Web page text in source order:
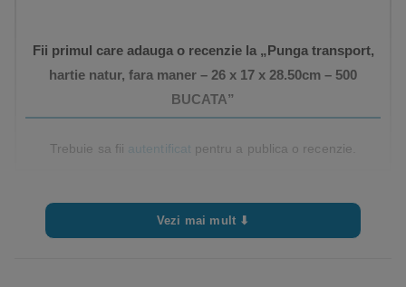
Fii primul care adauga o recenzie la „Punga transport,
hartie natur, fara maner – 26 x 17 x 28.50cm – 500
BUCATA”
Trebuie sa fii autentificat pentru a publica o recenzie.
Vezi mai mult ⬇